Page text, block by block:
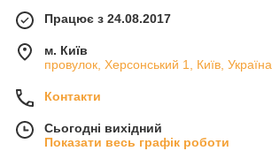
Працює з 24.08.2017
м. Київ
провулок, Херсонський 1, Київ, Україна
Контакти
Сьогодні вихідний
Показати весь графік роботи